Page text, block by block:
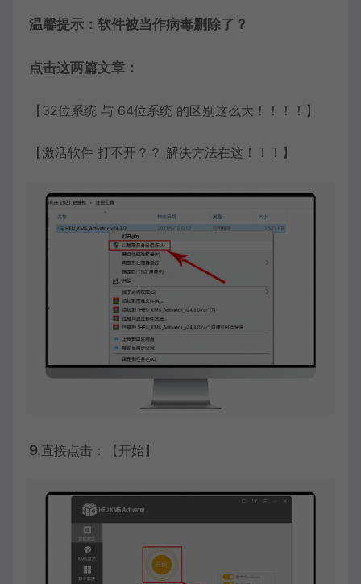
温馨提示：软件被当作病毒删除了？
点击这两篇文章：
【32位系统 与 64位系统 的区别这么大！！！！】
【激活软件 打不开？？ 解决方法在这！！！】
9.直接点击：【开始】